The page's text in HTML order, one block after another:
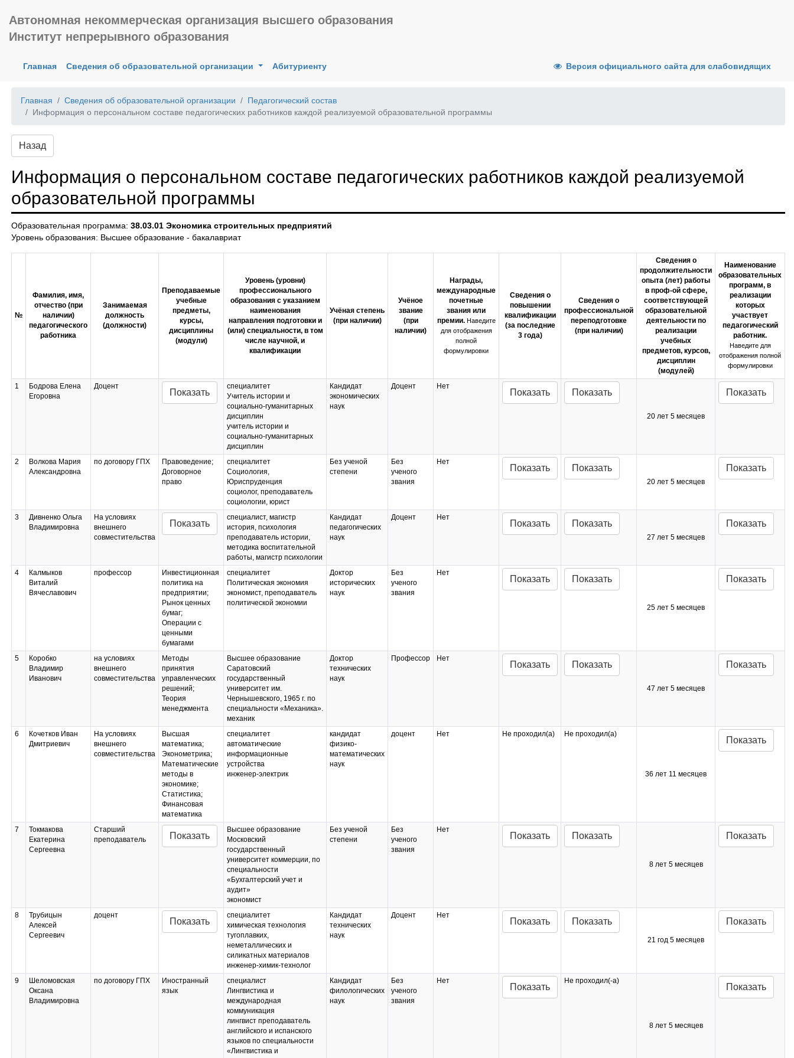
Автономная некоммерческая организация высшего образования
Институт непрерывного образования
Главная(current)
Сведения об образовательной организации Абитуриенту Версия официального сайта для слабовидящих
Главная Сведения об образовательной организации
Педагогический состав
Информация о персональном составе педагогических работников каждой реализуемой образовательной программы
Назад
Информация о персональном составе педагогических работников каждой реализуемой
образовательной программы
Образовательная программа: 38.03.01 Экономика строительных предприятий
Уровень образования: Высшее образование - бакалавриат
№
Фамилия, имя,
отчество (при
наличии)
педагогического
работника
Занимаемая
должность
(должности)
Преподаваемые
учебные
предметы,
курсы,
дисциплины
(модули)
Уровень (уровни)
профессионального
образования с указанием
наименования
направления подготовки и
(или) специальности, в том
числе научной, и
квалификации
Учёная степень
(при наличии)
Учёное
звание
(при
наличии)
Награды,
международные
почетные
звания или
премии. Наведите
для отображения
полной
формулировки
Сведения о
повышении
квалификации
(за последние
3 года)
Сведения о
профессиональной
переподготовке
(при наличии)
Сведения о
продолжительности
опыта (лет) работы
в проф-ой сфере,
соответствующей
образовательной
деятельности по
реализации
учебных
предметов, курсов,
дисциплин
(модулей)
Наименование
образовательных
программ, в
реализации
которых
участвует
педагогический
работник.
Наведите для
отображения полной
формулировки
1
Бодрова Елена
Егоровна
Доцент
Показать
специалитет
Учитель истории и
социально-гуманитарных
дисциплин
учитель истории и
социально-гуманитарных
дисциплин
Кандидат
экономических
наук
Доцент Нет
Показать Показать
20 лет 5 месяцев
Показать
2
Волкова Мария
Александровна
по договору ГПХ
Правоведение;
Договорное
право
специалитет
Социология,
Юриспруденция
социолог, преподаватель
социологии, юрист
Без ученой
степени
Без
ученого
звания
Нет
Показать Показать
20 лет 5 месяцев
Показать
3
Дивненко Ольга
Владимировна
На условиях
внешнего
совместительства
Показать
специалист, магистр
история, психология
преподаватель истории,
методика воспитательной
работы, магистр психологии
Кандидат
педагогических
наук
Доцент Нет
Показать Показать
27 лет 5 месяцев
Показать
4
Калмыков
Виталий
Вячеславович
профессор
Инвестиционная
политика на
предприятии;
Рынок ценных
бумаг;
Операции с
ценными
бумагами
специалитет
Политическая экономия
экономист, преподаватель
политической экономии
Доктор
исторических
наук
Без
ученого
звания
Нет
Показать Показать
25 лет 5 месяцев
Показать
5
Коробко
Владимир
Иванович
на условиях
внешнего
совместительства
Методы
принятия
управленческих
решений;
Теория
менеджмента
Высшее образование
Саратовский
государственный
университет им.
Чернышевского, 1965 г. по
специальности «Механика».
механик
Доктор
технических
наук
Профессор Нет
Показать Показать
47 лет 5 месяцев
Показать
6
Кочетков Иван
Дмитриевич
На условиях
внешнего
совместительства
Высшая
математика;
Эконометрика;
Математические
методы в
экономике;
Статистика;
Финансовая
математика
специалитет
автоматические
информационные
устройства
инженер-электрик
кандидат
физико-
математических
наук
доцент Нет Не проходил(а) Не проходил(а)
36 лет 11 месяцев
Показать
7
Токмакова
Екатерина
Сергеевна
Старший
преподаватель
Показать
Высшее образование
Московский
государственный
университет коммерции, по
специальности
«Бухгалтерский учет и
аудит»
экономист
Без ученой
степени
Без
ученого
звания
Нет
Показать Показать
8 лет 5 месяцев
Показать
8
Трубицын
Алексей
Сергеевич
доцент
Показать
специалитет
химическая технология
тугоплавких,
неметаллических и
силикатных материалов
инженер-химик-технолог
Кандидат
технических
наук
Доцент Нет
Показать Показать
21 год 5 месяцев
Показать
9
Шеломовская
Оксана
Владимировна
по договору ГПХ
Иностранный
язык
специалист
Лингвистика и
международная
коммуникация
лингвист преподаватель
английского и испанского
языков по специальности
«Лингвистика и
Кандидат
филологических
наук
Без
ученого
звания
Нет
Показать
Не проходил(-а)
8 лет 5 месяцев
Показать